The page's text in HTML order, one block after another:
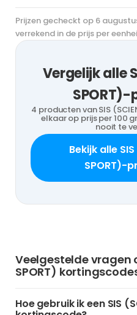
Prijzen gecheckt op 6
verrekend in de prijs per
Vergelijk alle
4 producten van SIS
elkaar op prijs per 100
nooit te
Bekijk alle SIS
SPORT)-
Veelgestelde vragen
SPORT)
Hoe gebruik ik een SIS